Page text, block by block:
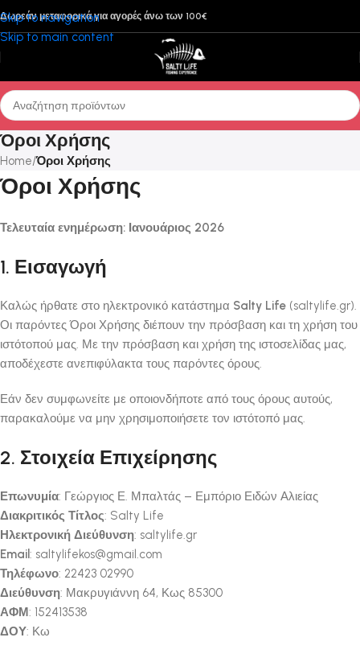
Skip to navigation
Skip to main content
Δωρεάν μεταφορικά για αγορές άνω των 100€
Όροι Χρήσης
Home/Όροι Χρήσης
Όροι Χρήσης
Τελευταία ενημέρωση: Ιανουάριος 2026
1. Εισαγωγή
Καλώς ήρθατε στο ηλεκτρονικό κατάστημα Salty Life (saltylife.gr).
Οι παρόντες Όροι Χρήσης διέπουν την πρόσβαση και τη χρήση του
ιστότοπού μας. Με την πρόσβαση και χρήση της ιστοσελίδας μας,
αποδέχεστε ανεπιφύλακτα τους παρόντες όρους.
Εάν δεν συμφωνείτε με οποιονδήποτε από τους όρους αυτούς,
παρακαλούμε να μην χρησιμοποιήσετε τον ιστότοπό μας.
2. Στοιχεία Επιχείρησης
Επωνυμία: Γεώργιος Ε. Μπαλτάς – Εμπόριο Ειδών Αλιείας
Διακριτικός Τίτλος: Salty Life
Ηλεκτρονική Διεύθυνση: saltylife.gr
Email: saltylifekos@gmail.com
Τηλέφωνο: 22423 02990
Διεύθυνση: Μακρυγιάννη 64, Κως 85300
ΑΦΜ: 152413538
ΔΟΥ: Κω